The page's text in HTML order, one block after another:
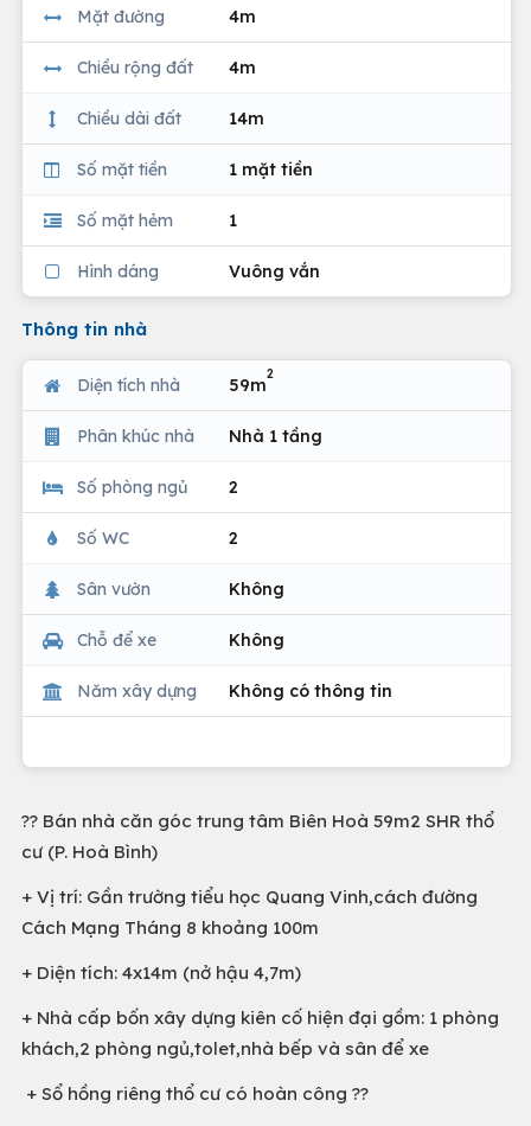
Mặt đường 4m
Chiều rộng đất 4m
Chiều dài đất 14m
Số mặt tiền 1 mặt tiền
Số mặt hẻm 1
Hình dáng Vuông vắn
Thông tin nhà
Diện tích nhà 59m
2
Phân khúc nhà Nhà 1 tầng
Số phòng ngủ 2
Số WC 2
Sân vườn Không
Chỗ để xe Không
Năm xây dựng Không có thông tin
?? Bán nhà căn góc trung tâm Biên Hoà 59m2 SHR thổ
cư (P. Hoà Bình)
+ Vị trí: Gần trường tiểu học Quang Vinh,cách đường
Cách Mạng Tháng 8 khoảng 100m
+ Diện tích: 4x14m (nở hậu 4,7m)
+ Nhà cấp bốn xây dựng kiên cố hiện đại gồm: 1 phòng
khách,2 phòng ngủ,tolet,nhà bếp và sân để xe
+ Sổ hồng riêng thổ cư có hoàn công ??